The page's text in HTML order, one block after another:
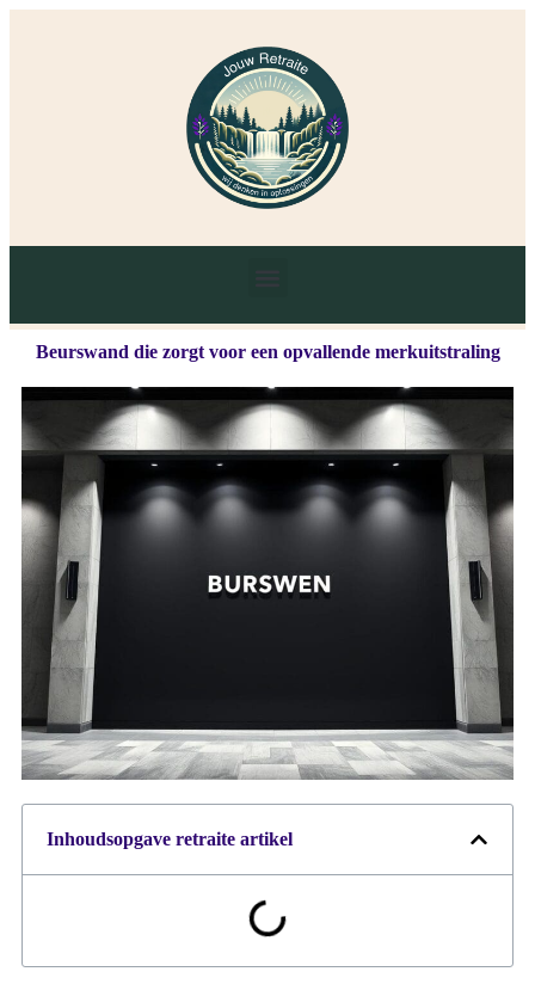
Beurswand die zorgt voor een opvallende merkuitstraling
Inhoudsopgave retraite artikel